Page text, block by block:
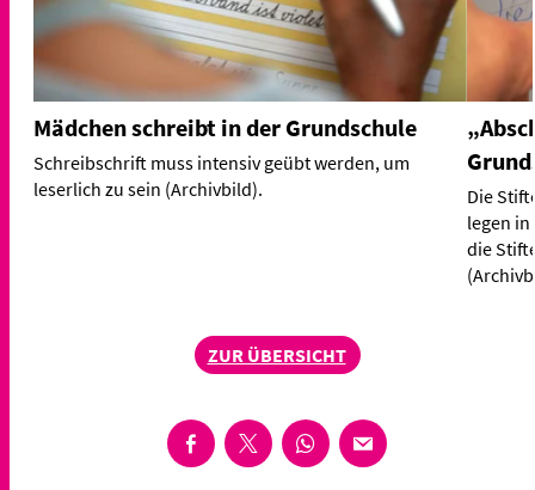
Mädchen schreibt in der Grundschule
Schreibschrift muss intensiv geübt werden, um
leserlich zu sein (Archivbild).
Die
legen
die
ZUR ÜBERSICHT